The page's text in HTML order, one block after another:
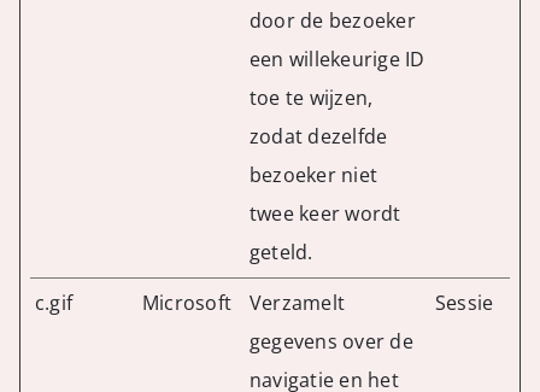
door de bezoeker
een willekeurige ID
toe te wijzen,
zodat dezelfde
bezoeker niet
twee keer wordt
geteld.
c.gif Microsoft
Verzamelt
gegevens over de
navigatie en het
Sessie